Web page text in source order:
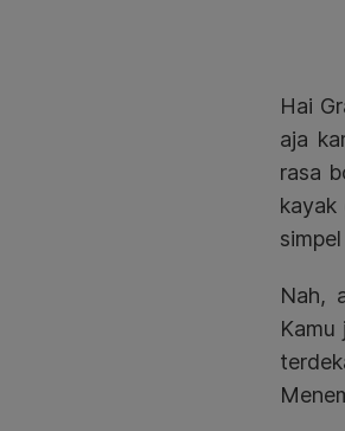
Hai
aja
rasa
kayak
Nah,